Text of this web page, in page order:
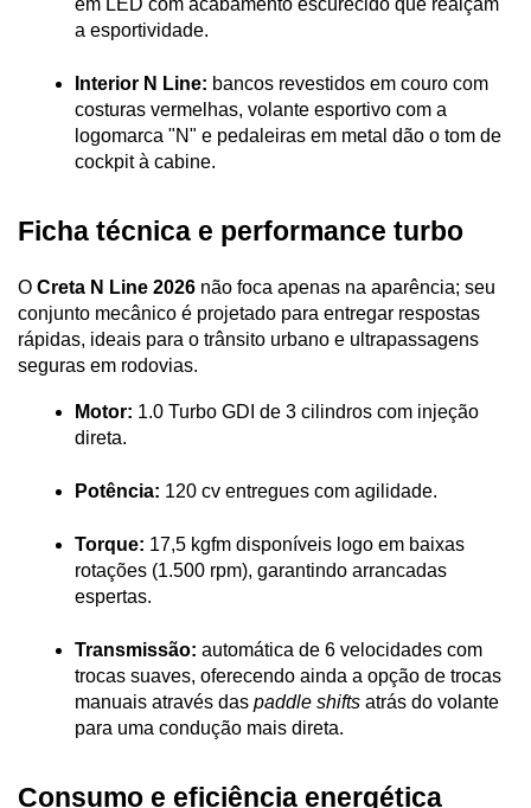
a esportividade.
Interior N Line: bancos revestidos em couro com
costuras vermelhas, volante esportivo com a
logomarca "N" e pedaleiras em metal dão o tom de
cockpit à cabine.
Ficha técnica e performance turbo
O Creta N Line 2026 não foca apenas na aparência; seu
conjunto mecânico é projetado para entregar respostas
rápidas, ideais para o trânsito urbano e ultrapassagens
seguras em rodovias.
Motor: 1.0 Turbo GDI de 3 cilindros com injeção
direta.
Potência: 120 cv entregues com agilidade.
Torque: 17,5 kgfm disponíveis logo em baixas
rotações (1.500 rpm), garantindo arrancadas
espertas.
Transmissão: automática de 6 velocidades com
trocas suaves, oferecendo ainda a opção de trocas
manuais através das paddle shifts atrás do volante
para uma condução mais direta.
Consumo e eficiência energética